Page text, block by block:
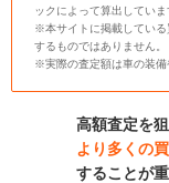
ックによって算出していま
※本サイトに掲載している
するものではありません。
※実際の査定額は車の装備
高額査定を狙
より多くの
することが重